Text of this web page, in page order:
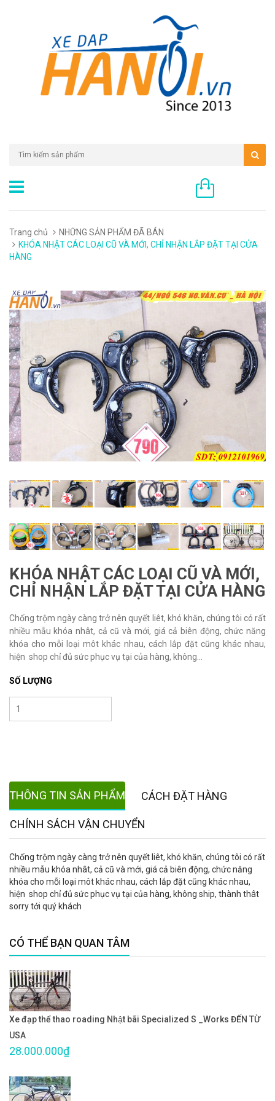
Trang chủ
NHỮNG SẢN PHẨM ĐÃ BÁN
KHÓA NHẬT CÁC LOẠI CŨ VÀ MỚI, CHỈ NHẬN LẮP ĐẶT TẠI CỬA
HÀNG
KHÓA NHẬT CÁC LOẠI CŨ VÀ MỚI,
CHỈ NHẬN LẮP ĐẶT TẠI CỬA HÀNG
Chống trộm ngày càng trở nên quyết liêt, khó khăn, chúng tôi có rất
nhiều mẫu khóa nhât, cả cũ và mới, giá cả biên động, chức năng
khóa cho mỗi loại môt khác nhau, cách lắp đặt cũng khác nhau,
hiện shop chỉ đủ sức phục vụ tại của hàng, không...
SỐ LƯỢNG
THÔNG TIN SẢN PHẨM CÁCH ĐẶT HÀNG
CHÍNH SÁCH VẬN CHUYỂN
Chống trộm ngày càng trở nên quyết liêt, khó khăn, chúng tôi có rất
nhiều mẫu khóa nhât, cả cũ và mới, giá cả biên động, chức năng
khóa cho mỗi loại môt khác nhau, cách lắp đặt cũng khác nhau,
hiện shop chỉ đủ sức phục vụ tại của hàng, không ship, thành thât
sorry tới quý khách
CÓ THỂ BẠN QUAN TÂM
Xe đạp thể thao roading Nhật bãi Specialized S _Works ĐẾN TỪ
USA
28.000.000₫